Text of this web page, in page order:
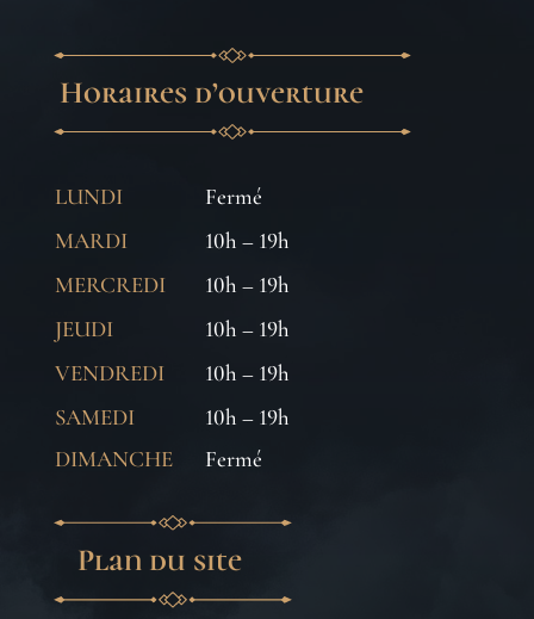
Horaires d’ouverture
LUNDI
Fermé
MARDI
10h – 19h
MERCREDI
10h – 19h
JEUDI
10h – 19h
VENDREDI
10h – 19h
SAMEDI
10h – 19h
DIMANCHE
Fermé
Plan du site